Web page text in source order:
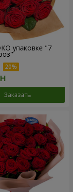
упаковке "7
Заказать